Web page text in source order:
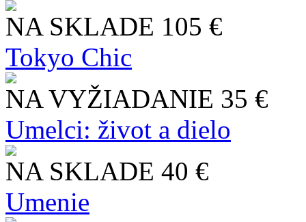
NA SKLADE 105 €
Tokyo Chic
NA VYŽIADANIE 35 €
Umelci: život a dielo
NA SKLADE 40 €
Umenie